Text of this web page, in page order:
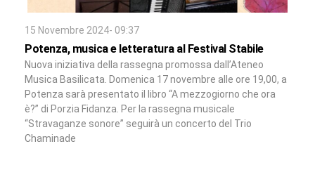
15 Novembre 2024- 09:37
Potenza, musica e letteratura al Festival Stabile
Nuova iniziativa della rassegna promossa dall’Ateneo
Musica Basilicata. Domenica 17 novembre alle ore 19,00, a
Potenza sarà presentato il libro “A mezzogiorno che ora
è?” di Porzia Fidanza. Per la rassegna musicale
“Stravaganze sonore” seguirà un concerto del Trio
Chaminade